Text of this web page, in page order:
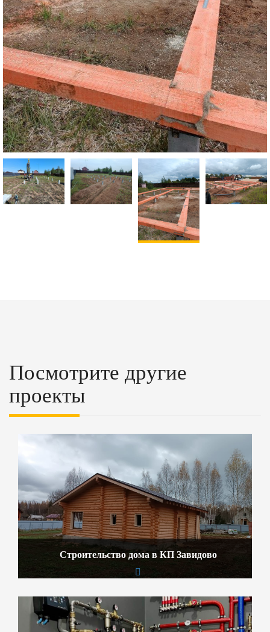
Посмотрите другие
проекты
Строительство дома в КП Завидово